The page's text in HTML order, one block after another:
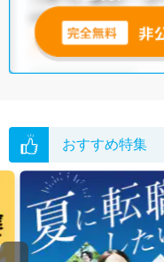
おすすめ特集